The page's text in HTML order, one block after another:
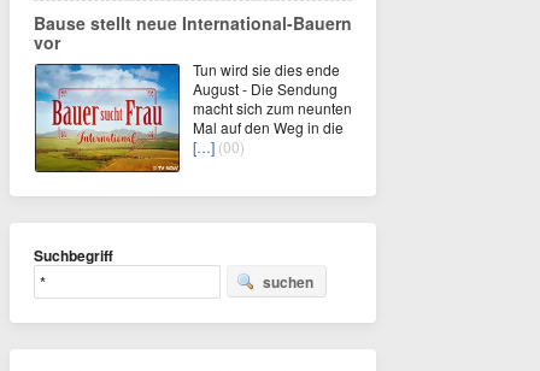
Bause stellt neue International-Bauern
vor
Tun wird sie dies ende
August - Die Sendung
macht sich zum neunten
Mal auf den Weg in die
[…] (00)
Suchbegriff
suchen